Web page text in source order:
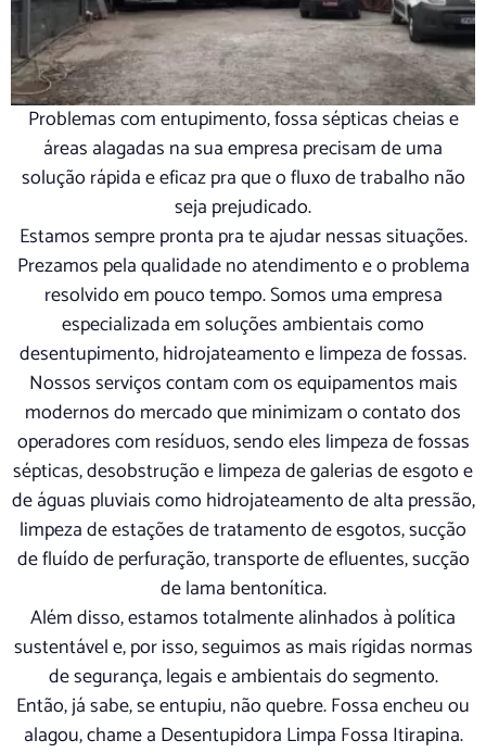
Problemas com entupimento, fossa sépticas cheias e
áreas alagadas na sua empresa precisam de uma
solução rápida e eficaz pra que o fluxo de trabalho não
seja prejudicado.
Estamos sempre pronta pra te ajudar nessas situações.
Prezamos pela qualidade no atendimento e o problema
resolvido em pouco tempo. Somos uma empresa
especializada em soluções ambientais como
desentupimento, hidrojateamento e limpeza de fossas.
Nossos serviços contam com os equipamentos mais
modernos do mercado que minimizam o contato dos
operadores com resíduos, sendo eles limpeza de fossas
sépticas, desobstrução e limpeza de galerias de esgoto e
de águas pluviais como hidrojateamento de alta pressão,
limpeza de estações de tratamento de esgotos, sucção
de fluído de perfuração, transporte de efluentes, sucção
de lama bentonítica.
Além disso, estamos totalmente alinhados à política
sustentável e, por isso, seguimos as mais rígidas normas
de segurança, legais e ambientais do segmento.
Então, já sabe, se entupiu, não quebre. Fossa encheu ou
alagou, chame a Desentupidora Limpa Fossa Itirapina.